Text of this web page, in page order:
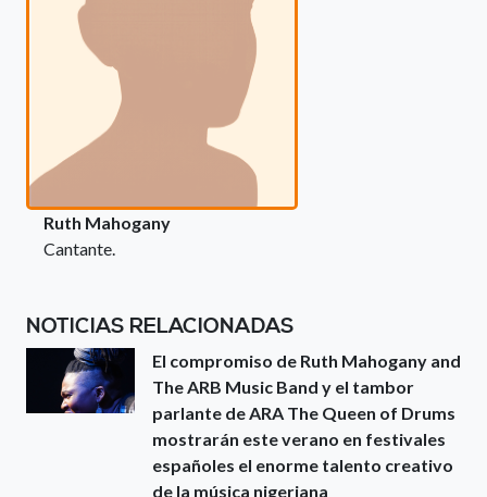
Ruth Mahogany
Cantante.
NOTICIAS RELACIONADAS
El compromiso de Ruth Mahogany and
The ARB Music Band y el tambor
parlante de ARA The Queen of Drums
mostrarán este verano en festivales
españoles el enorme talento creativo
de la música nigeriana